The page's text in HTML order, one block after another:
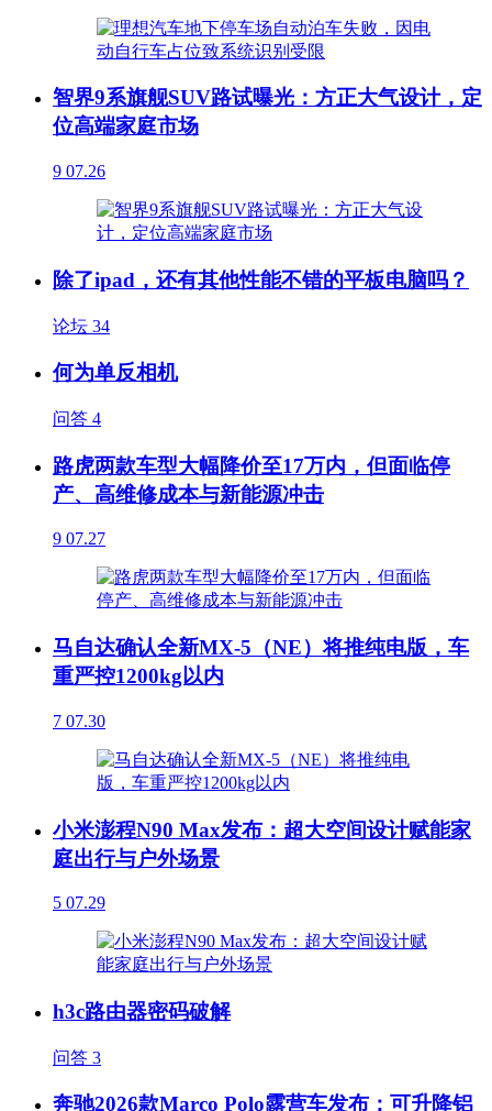
智界9系旗舰SUV路试曝光：方正大气设计，定
位高端家庭市场
9 07.26
除了ipad，还有其他性能不错的平板电脑吗？
论坛 34
何为单反相机
问答 4
路虎两款车型大幅降价至17万内，但面临停
产、高维修成本与新能源冲击
9 07.27
马自达确认全新MX-5（NE）将推纯电版，车
重严控1200kg以内
7 07.30
小米澎程N90 Max发布：超大空间设计赋能家
庭出行与户外场景
5 07.29
h3c路由器密码破解
问答 3
奔驰2026款Marco Polo露营车发布：可升降铝